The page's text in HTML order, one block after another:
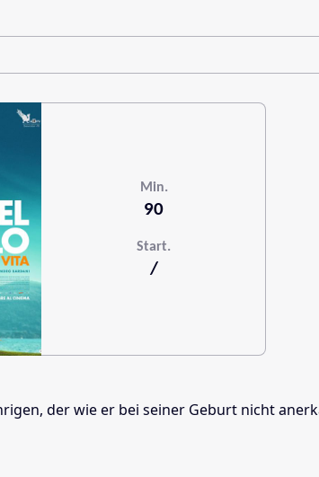
Min.
90
Start.
/
der wie er bei seiner Geburt nicht